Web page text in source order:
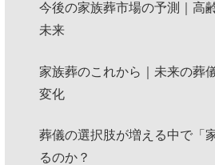
今後の家族葬市場の予測｜高
未来
家族葬のこれから｜未来の葬
変化
葬儀の選択肢が増える中で「
るのか？